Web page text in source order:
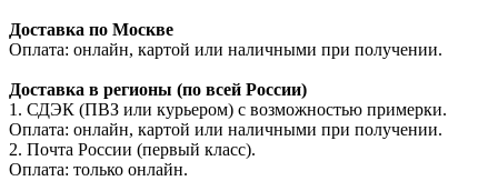
Доставка по Москве
Оплата: онлайн, картой или наличными при получении.
Доставка в регионы (по всей России)
1. СДЭК (ПВЗ или курьером) с возможностью примерки.
Оплата: онлайн, картой или наличными при получении.
2. Почта России (первый класс).
Оплата: только онлайн.